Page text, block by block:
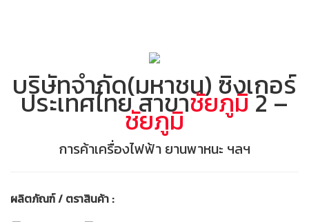
บริษัทจำกัด(มหาชน) ซิงเกอร์
ประเทศไทย สาขาชัยภูมิ2 –
ชัยภูมิ
การค้าเครื่องไฟฟ้า ยานพาหนะ ฯลฯ
ผลิตภัณฑ์ / ตราสินค้า :